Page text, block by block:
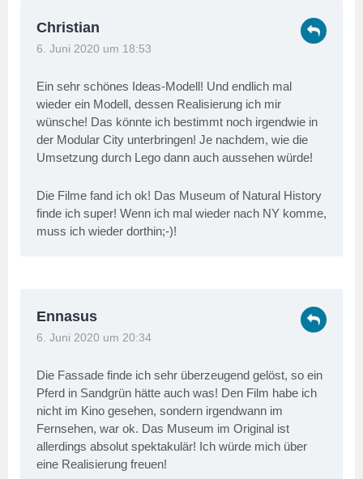
Christian
6. Juni 2020 um 18:53
Ein sehr schönes Ideas-Modell! Und endlich mal
wieder ein Modell, dessen Realisierung ich mir
wünsche! Das könnte ich bestimmt noch irgendwie in
der Modular City unterbringen! Je nachdem, wie die
Umsetzung durch Lego dann auch aussehen würde!
Die Filme fand ich ok! Das Museum of Natural History
finde ich super! Wenn ich mal wieder nach NY komme,
muss ich wieder dorthin;-)!
Ennasus
6. Juni 2020 um 20:34
Die Fassade finde ich sehr überzeugend gelöst, so ein
Pferd in Sandgrün hätte auch was! Den Film habe ich
nicht im Kino gesehen, sondern irgendwann im
Fernsehen, war ok. Das Museum im Original ist
allerdings absolut spektakulär! Ich würde mich über
eine Realisierung freuen!